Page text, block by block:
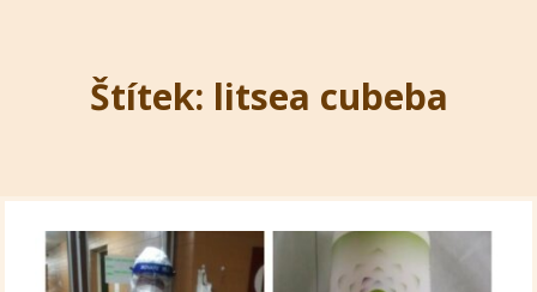
Štítek: litsea cubeba